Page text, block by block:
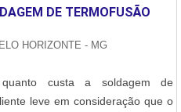
silos sejam seguros, eficientes e
DE TERMOFUSÃO
HORIZONTE - MG
custa a soldagem de
leve em consideração que o